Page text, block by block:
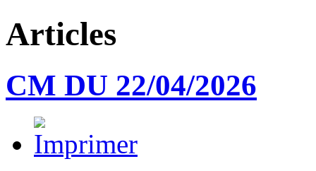
Articles
CM DU 22/04/2026